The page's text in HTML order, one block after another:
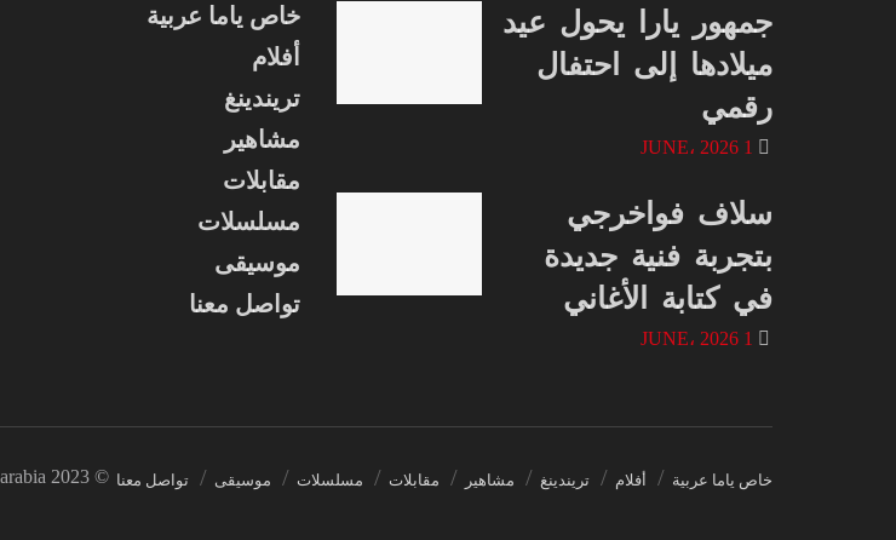
خاص ياما عربية
أفلام
تريندينغ
مشاهير
مقابلات
مسلسلات
موسيقى
تواصل معنا
جمهور يارا يحول عيد
ميلادها إلى احتفال
رقمي
سلاف فواخرجي
بتجربة فنية جديدة
في كتابة الأغاني
خاص ياما عربية أفلام تريندينغ مشاهير مقابلات مسلسلات موسيقى تواصل معنا © 2023 Yamaarabia. كل الحقوق محفوظة.